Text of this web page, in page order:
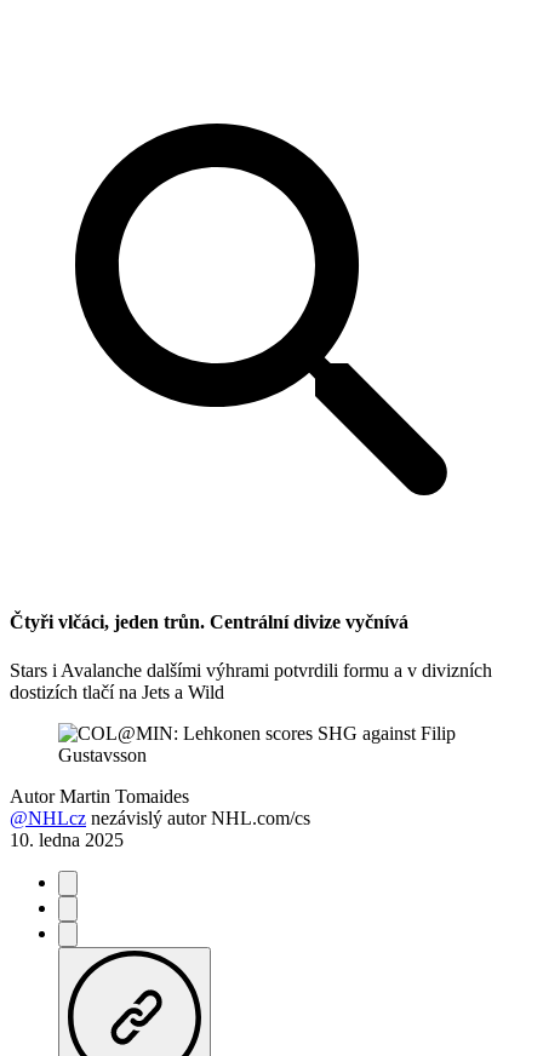
Čtyři vlčáci, jeden trůn. Centrální divize vyčnívá
Stars i Avalanche dalšími výhrami potvrdili formu a v divizních
dostizích tlačí na Jets a Wild
Autor Martin Tomaides
@NHLcz nezávislý autor NHL.com/cs
10. ledna 2025